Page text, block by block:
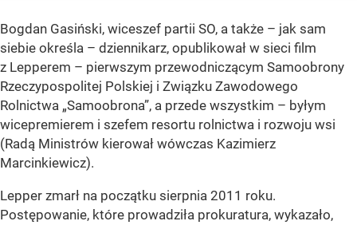
Bogdan Gasiński, wiceszef partii SO, a także – jak sam
siebie określa – dziennikarz, opublikował w sieci film
z Lepperem – pierwszym przewodniczącym Samoobrony
Rzeczypospolitej Polskiej i Związku Zawodowego
Rolnictwa „Samoobrona”, a przede wszystkim – byłym
wicepremierem i szefem resortu rolnictwa i rozwoju wsi
(Radą Ministrów kierował wówczas Kazimierz
Marcinkiewicz).
Lepper zmarł na początku sierpnia 2011 roku.
Postępowanie, które prowadziła prokuratura, wykazało,